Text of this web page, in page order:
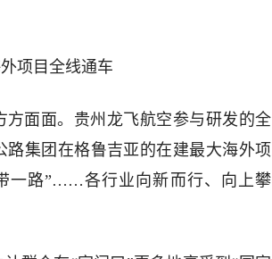
项目全线通车
面面。贵州龙飞航空参与研发的全
集团在格鲁吉亚的在建最大海外项
一路”……各行业向新而行、向上攀